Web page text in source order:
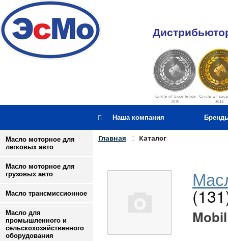
Наша компания
Масло моторное для
легковых авто
Масло моторное для
грузовых авто
Масло трансмиссионное
Масло для
промышленного и
сельскохозяйственного
оборудования
Главная Каталог
Mobil